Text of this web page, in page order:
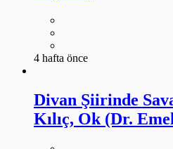
4 hafta önce
Divan Şiirinde
Kılıç, Ok (Dr.